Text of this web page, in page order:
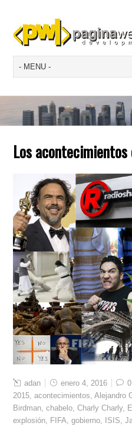
Los
adan enero 4, 2016 0
2015,acontecimientos,Alejandro
Birdman,chabelo,Charly Charly,
explosión, FIFA,gobierno, ISIS,